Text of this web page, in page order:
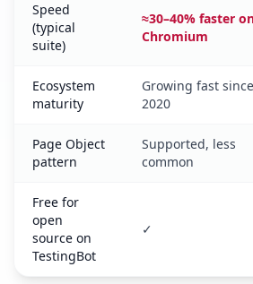
Speed
(typical
suite)
≈30–40% faster
Chromium
Ecosystem
maturity
Growing fast since
2020
Page Object
pattern
Supported, less
common
Free for
open
source on
TestingBot
✓